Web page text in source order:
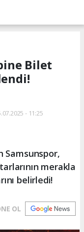
Bilet
- 11:25
Samsunspor,
merakla
belirledi!
OL